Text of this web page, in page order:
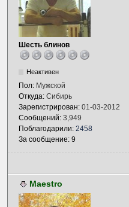
Шесть блинов
Неактивен
Пол: Мужской
Откуда: Сибирь
Зарегистрирован: 01-03-2012
Сообщений: 3,949
Поблагодарили: 2458
За сообщение: 9
Maestro